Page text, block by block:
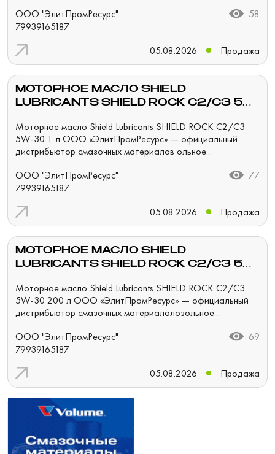
ООО "ЭлитПромРесурс"
79939165187
58
05.08.2026 Продажа
МОТОРНОЕ МАСЛО SHIELD
LUBRICANTS SHIELD ROCK C2/C3 5W-
Моторное масло Shield Lubricants SHIELD ROCK C2/C3
5W-30 1 л ООО «ЭлитПромРесурс» — официальный
дистрибьютор смазочных материалов ольное...
ООО "ЭлитПромРесурс"
79939165187
77
05.08.2026 Продажа
МОТОРНОЕ МАСЛО SHIELD
LUBRICANTS SHIELD ROCK C2/C3 5W-
Моторное масло Shield Lubricants SHIELD ROCK C2/C3
5W-30 200 л ООО «ЭлитПромРесурс» — официальный
дистрибьютор смазочных материалалозольное...
ООО "ЭлитПромРесурс"
79939165187
69
05.08.2026 Продажа